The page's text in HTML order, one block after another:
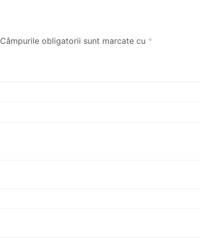
Câmpurile obligatorii sunt marcate cu *